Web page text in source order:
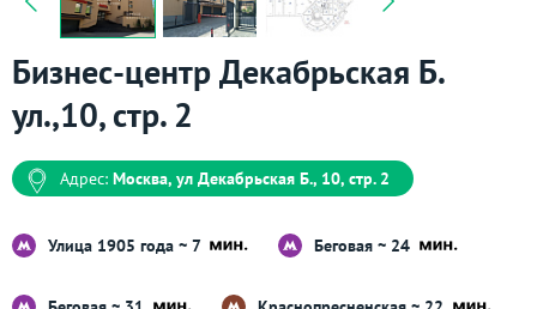
Бизнес-центр Декабрьская Б.
ул.,10, стр. 2
Адрес: Москва, ул Декабрьская Б., 10, стр. 2
Улица 1905 года ~ 7 Беговая ~ 24